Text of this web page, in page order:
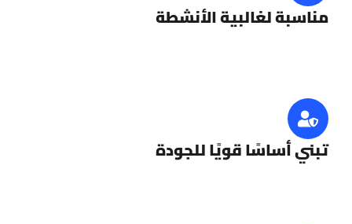
مناسبة لغالبية الأنشطة
تبني أساسًا قويًا للجودة